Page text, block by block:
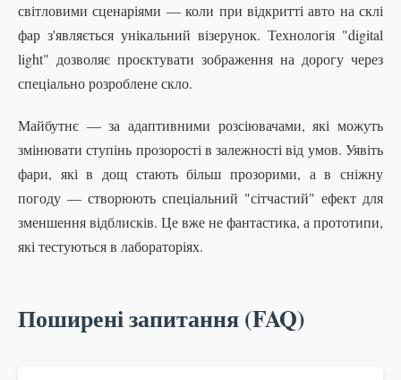
світловими сценаріями — коли при відкритті авто на склі
фар з'являється унікальний візерунок. Технологія "digital
light" дозволяє проєктувати зображення на дорогу через
спеціально розроблене скло.
Майбутнє — за адаптивними розсіювачами, які можуть
змінювати ступінь прозорості в залежності від умов. Уявіть
фари, які в дощ стають більш прозорими, а в сніжну
погоду — створюють спеціальний "сітчастий" ефект для
зменшення відблисків. Це вже не фантастика, а прототипи,
які тестуються в лабораторіях.
Поширені запитання (FAQ)